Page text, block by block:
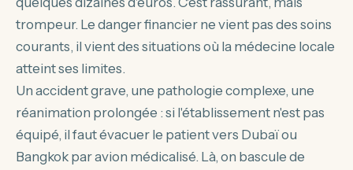
trompeur. Le danger financier ne vient pas des soins
courants, il vient des situations où la médecine locale
atteint ses limites.
Un accident grave, une pathologie complexe, une
réanimation prolongée : si l'établissement n'est pas
équipé, il faut évacuer le patient vers Dubaï ou
Bangkok par avion médicalisé. Là, on bascule de